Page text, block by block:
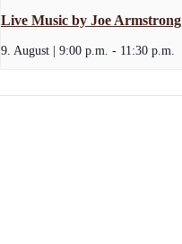
Live Music by Joe Armstrong
9. August | 9:00 p.m. - 11:30 p.m.